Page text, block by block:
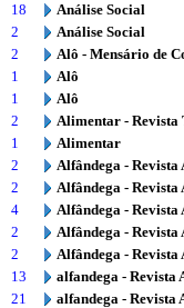
18
Análise Social
2
Análise Social
2
Alô - Mensário de
1
Alô
1
Alô
2
Alimentar - Revista
1
Alimentar
2
Alfândega - Revista
2
Alfândega - Revista
4
Alfândega - Revista
2
Alfândega - Revista
2
Alfândega - Revista
13
alfandega - Revista
21
alfandega - Revista